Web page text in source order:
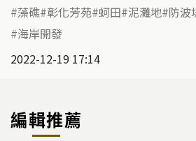
藻礁 彰化芳苑 蚵田 泥灘地 防波
海岸開發
2022-12-19 17:14
編輯推薦